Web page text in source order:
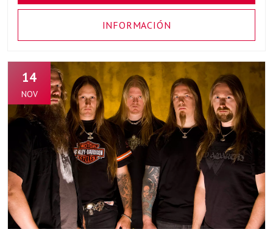
INFORMACIÓN
14
NOV